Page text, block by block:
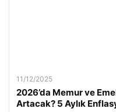
11/12/2025
2026’da Memur ve
Artacak? 5 Aylık